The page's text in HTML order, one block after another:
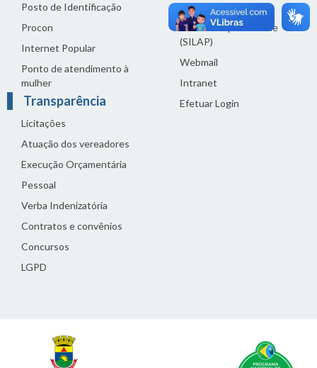
Posto de Identificação
Procon
Internet Popular
Ponto de atendimento à
mulher
Transparência
Licitações
Atuação dos vereadores
Execução Orçamentária
Pessoal
Verba Indenizatória
Contratos e convênios
Concursos
LGPD
Termos de uso
Política de privacidade
(SILAP)
Webmail
Intranet
Efetuar Login